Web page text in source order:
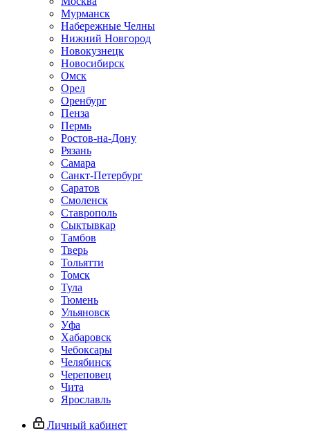
Мурманск
Набережные Челны
Нижний Новгород
Новокузнецк
Новосибирск
Омск
Орел
Оренбург
Пенза
Пермь
Ростов-на-Дону
Рязань
Самара
Санкт-Петербург
Саратов
Смоленск
Ставрополь
Сыктывкар
Тамбов
Тверь
Тольятти
Томск
Тула
Тюмень
Ульяновск
Уфа
Хабаровск
Чебоксары
Челябинск
Череповец
Чита
Ярославль
Личный кабинет